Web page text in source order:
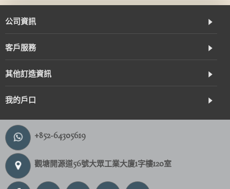
公司資訊
客戶服務
其他訂造資訊
我的戶口
+852-64305619
觀塘開源道56號大眾工業大廈1字樓120室